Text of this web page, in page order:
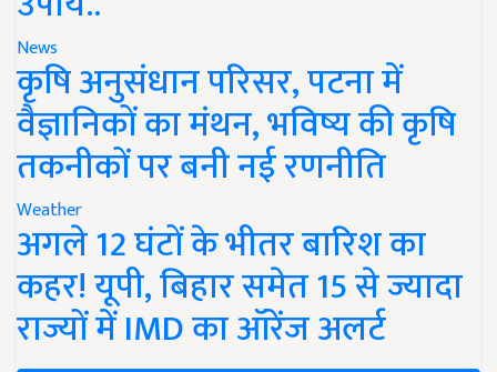
News
कृषि अनुसंधान परिसर, पटना में
वैज्ञानिकों का मंथन, भविष्य की कृषि
तकनीकों पर बनी नई रणनीति
Weather
अगले 12 घंटों के भीतर बारिश का
कहर! यूपी, बिहार समेत 15 से ज्यादा
राज्यों में IMD का ऑरेंज अलर्ट